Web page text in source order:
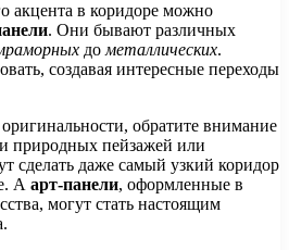
акцента в коридоре можно
. Они бывают различных
дометаллических.
создавая интересные переходы
обратите внимание
природных пейзажей или
сделать даже самый узкий коридор
А арт-панели, оформленные в
могут стать настоящим